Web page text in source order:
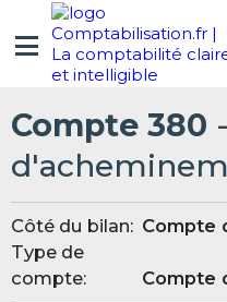
Compte 380
Côté du bilan: Compte
Type de
compte:
Compte